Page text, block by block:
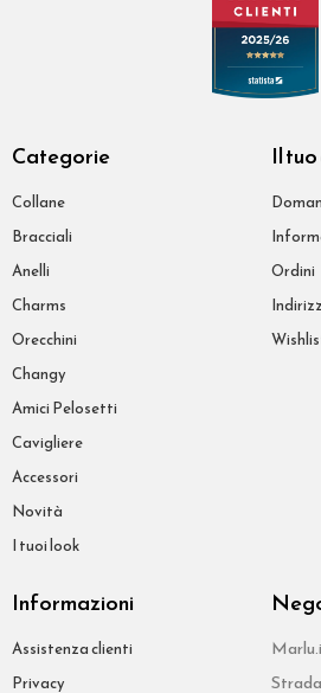
Categorie
Collane
Bracciali
Anelli
Charms
Orecchini
Changy
Amici Pelosetti
Cavigliere
Accessori
Novità
I tuoi look
Il
Ordini
Informazioni
Assistenza clienti
Privacy